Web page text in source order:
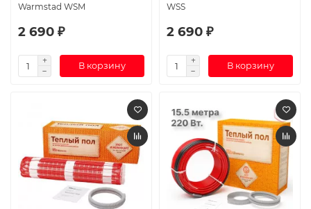
Warmstad WSM
2 690 ₽
В корзину
WSS
2 690 ₽
В корзину